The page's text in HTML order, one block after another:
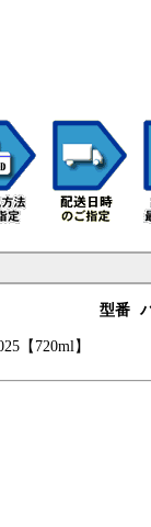
型番
【720ml】